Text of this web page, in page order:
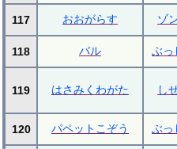
117 おおがらす ゾ
118 バル ぶっ
119 はさみくわがた し
120 パペットこぞう ぶっ